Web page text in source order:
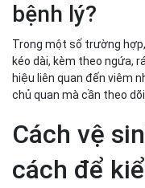
bệnh lý?
Trong một số trường
kéo dài, kèm theo ngứa,
hiệu liên quan đến viêm
chủ quan mà cần theo
Cách vệ
cách để